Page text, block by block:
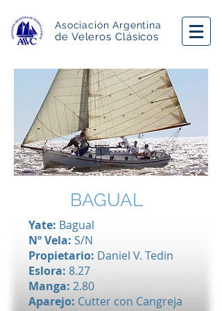
Asociación Argentina
de Veleros Clásicos
BAGUAL
Yate: Bagual
Nº Vela: S/N
Propietario: Daniel V. Tedin
Eslora: 8.27
Manga: 2.80
Aparejo: Cutter con Cangreja